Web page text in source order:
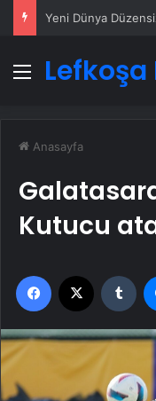
Menü
Anasayfa
Kutucu
Facebook